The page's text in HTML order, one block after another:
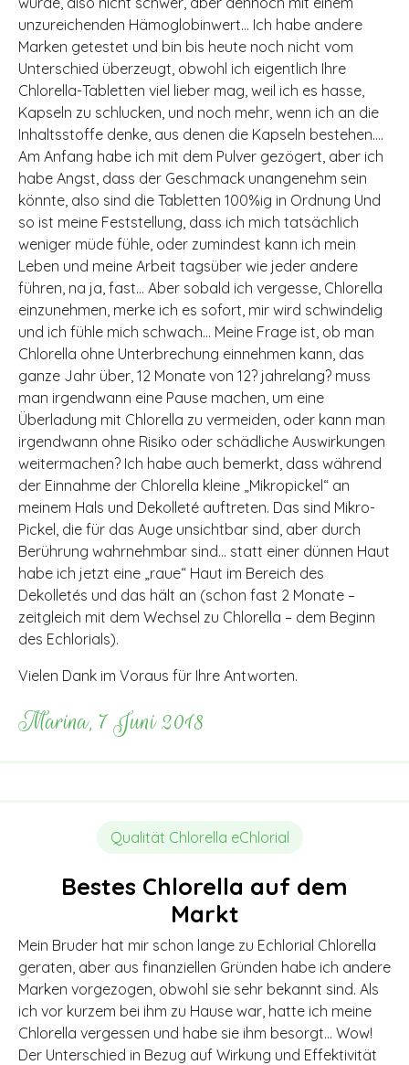
unzureichenden Hämoglobinwert… Ich habe andere
Marken getestet und bin bis heute noch nicht vom
Unterschied überzeugt, obwohl ich eigentlich Ihre
Chlorella-Tabletten viel lieber mag, weil ich es hasse,
Kapseln zu schlucken, und noch mehr, wenn ich an die
Inhaltsstoffe denke, aus denen die Kapseln bestehen….
Am Anfang habe ich mit dem Pulver gezögert, aber ich
habe Angst, dass der Geschmack unangenehm sein
könnte, also sind die Tabletten 100%ig in Ordnung Und
so ist meine Feststellung, dass ich mich tatsächlich
weniger müde fühle, oder zumindest kann ich mein
Leben und meine Arbeit tagsüber wie jeder andere
führen, na ja, fast… Aber sobald ich vergesse, Chlorella
einzunehmen, merke ich es sofort, mir wird schwindelig
und ich fühle mich schwach… Meine Frage ist, ob man
Chlorella ohne Unterbrechung einnehmen kann, das
ganze Jahr über, 12 Monate von 12? jahrelang? muss
man irgendwann eine Pause machen, um eine
Überladung mit Chlorella zu vermeiden, oder kann man
irgendwann ohne Risiko oder schädliche Auswirkungen
weitermachen? Ich habe auch bemerkt, dass während
der Einnahme der Chlorella kleine „Mikropickel“ an
meinem Hals und Dekolleté auftreten. Das sind Mikro-
Pickel, die für das Auge unsichtbar sind, aber durch
Berührung wahrnehmbar sind… statt einer dünnen Haut
habe ich jetzt eine „raue“ Haut im Bereich des
Dekolletés und das hält an (schon fast 2 Monate –
zeitgleich mit dem Wechsel zu Chlorella – dem Beginn
des Echlorials).
Vielen Dank im Voraus für Ihre Antworten.
Marina, 7 Juni 2018
Qualität Chlorella eChlorial
Bestes Chlorella auf dem
Markt
Mein Bruder hat mir schon lange zu Echlorial Chlorella
geraten, aber aus finanziellen Gründen habe ich andere
Marken vorgezogen, obwohl sie sehr bekannt sind. Als
ich vor kurzem bei ihm zu Hause war, hatte ich meine
Chlorella vergessen und habe sie ihm besorgt… Wow!
Der Unterschied in Bezug auf Wirkung und Effektivität